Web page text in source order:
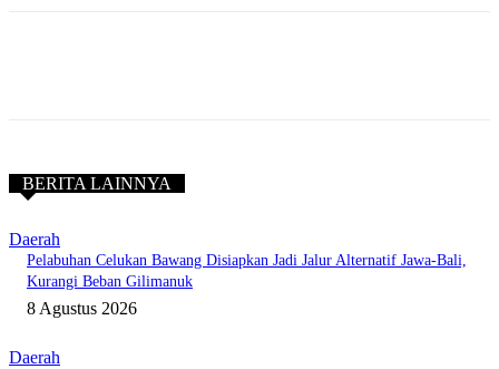
BERITA LAINNYA
Daerah
Pelabuhan Celukan Bawang Disiapkan Jadi Jalur Alternatif Jawa-Bali,
Kurangi Beban Gilimanuk
8 Agustus 2026
Daerah